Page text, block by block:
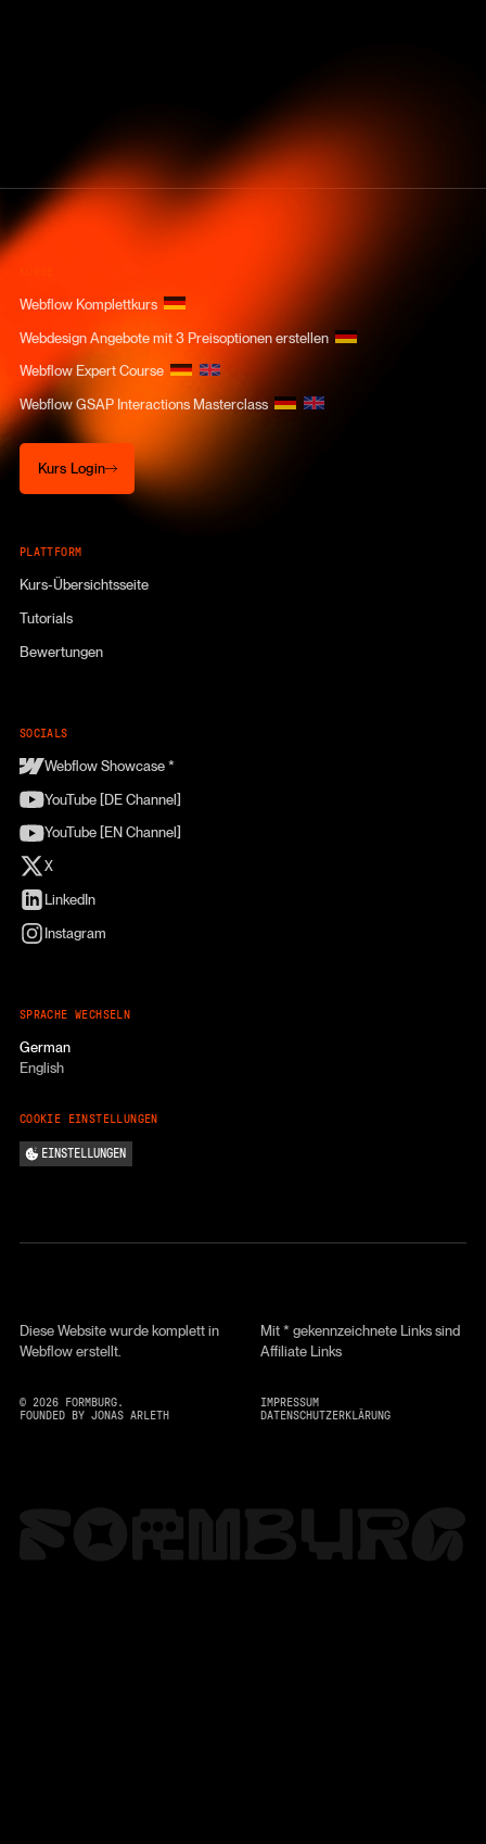
Webflow Komplettkurs
Webdesign Angebote mit 3 Preisoptionen erstellen
Webflow Expert Course
Webflow GSAP Interactions Masterclass
Kurs Login
Kurs Login
PLATTFORM
Kurs-Übersichtsseite
Tutorials
Bewertungen
SOCIALS
Webflow Showcase *
YouTube [DE Channel]
YouTube [EN Channel]
X
LinkedIn
Instagram
SPRACHE WECHSELN
German
English
COOKIE EINSTELLUNGEN
EINSTELLUNGEN
Diese Website wurde komplett in
Webflow erstellt.
Mit * gekennzeichnete Links sind
Affiliate Links
© 2026FORMBURG.
FOUNDED BY JONAS ARLETH
IMPRESSUM
DATENSCHUTZERKLÄRUNG